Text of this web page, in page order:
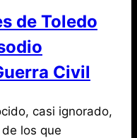
de Toledo
Civil
casi ignorado,
los que